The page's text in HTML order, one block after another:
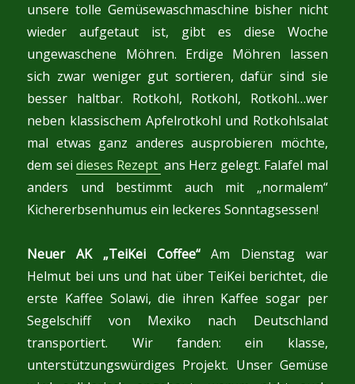
unsere tolle Gemüsewaschmaschine bisher nicht
wieder aufgetaut ist, gibt es diese Woche
ungewaschene Möhren. Erdige Möhren lassen
sich zwar weniger gut sortieren, dafür sind sie
besser haltbar. Rotkohl, Rotkohl, Rotkohl…wer
neben klassischem Apfelrotkohl und Rotkohlsalat
mal etwas ganz anderes ausprobieren möchte,
dem sei dieses Rezept ans Herz gelegt. Falafel mal
anders und bestimmt auch mit „normalem“
Kichererbsenhumus ein leckeres Sonntagsessen!
Neuer AK „TeiKei Coffee“Am Dienstag war
Helmut bei uns und hat über TeiKei berichtet, die
erste Kaffee Solawi, die ihren Kaffee sogar per
Segelschiff von Mexiko nach Deutschland
transportiert. Wir fanden: ein klasse,
unterstützungswürdiges Projekt. Unser Gemüse